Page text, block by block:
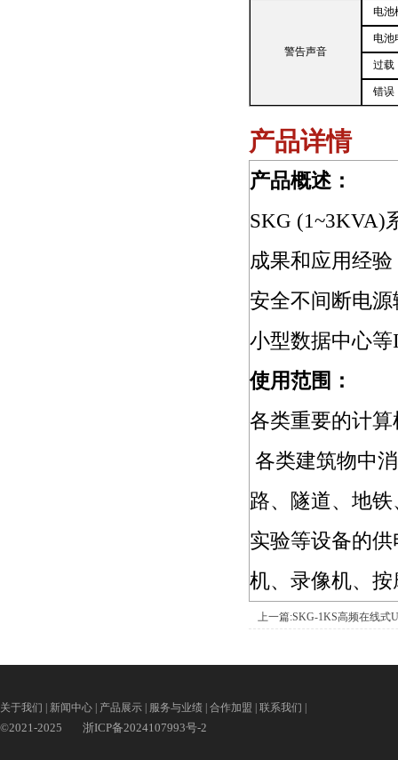
警告声音
电池
电池
过载
错误
产品详情
产品概述：
SKG (1~3KVA)
成果和应用经
安全不间断电
小型数据中心
使用范围：
各类重要的计
各类建筑物中
路、隧道、地
实验等设备的
机、录像机、
上一篇:SKG-1KS高频在线式
关于我们 新闻中心 产品展示 服务与业绩 合作加盟 联系我们
©2021-2025 浙ICP备2024107993号-2